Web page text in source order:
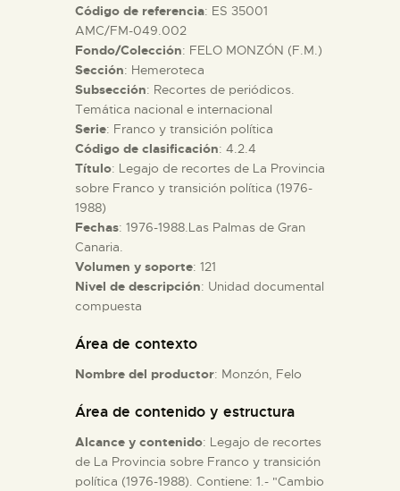
ACTIVIDADES
█
EL MUSEO
COLECCIONES
DIDÁCTICA
ESPAÑOL
Código de referencia: ES 35001
AMC/FM-049.002
Fondo/Colección: FELO MONZÓN (F.M.)
Sección: Hemeroteca
Subsección: Recortes de periódicos.
Temática nacional e internacional
Serie: Franco y transición política
Código de clasificación: 4.2.4
Título: Legajo de recortes de La Provincia
sobre Franco y transición política (1976-
1988)
Fechas: 1976-1988.Las Palmas de Gran
Canaria.
Volumen y soporte: 121
Nivel de descripción: Unidad documental
compuesta
Área de contexto
Nombre del productor: Monzón, Felo
Área de contenido y estructura
Alcance y contenido: Legajo de recortes
de La Provincia sobre Franco y transición
política (1976-1988). Contiene: 1.- "Cambio